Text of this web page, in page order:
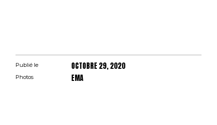
Publié le OCTOBRE 29, 2020
Photos EMA